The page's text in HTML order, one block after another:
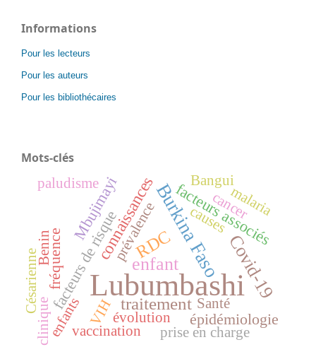
Informations
Pour les lecteurs
Pour les auteurs
Pour les bibliothécaires
Mots-clés
Lubumbashi
Burkina FasoCovid-19
enfant
RDC
traitement
connaissances
épidémiologie
facteurs de risque facteurs associés
Mbujimayi
fréquence
clinique évolution
prévalence
VIH
paludisme
vaccination prise en charge
Bangui
Benin
cancer
enfants Santé
Césarienne
causesmalaria